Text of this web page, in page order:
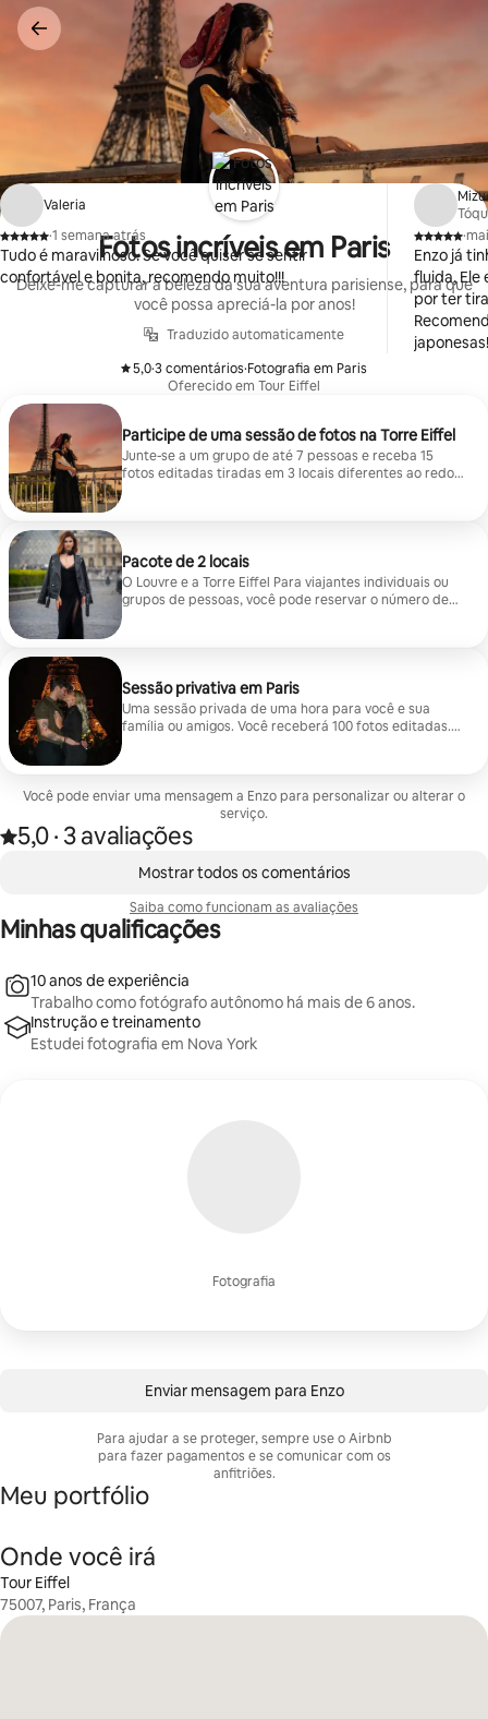
Pular
para
Fotos incríveis em Paris
Deixe-me capturar a beleza da sua aventura parisiense, para que
você possa apreciá-la por anos!
Traduzido automaticamente
5,0
,
·3 comentários
, ·Fotografia em Paris
Oferecido em Tour Eiffel
Participe de uma sessão de fotos na Torre Eiffel
Junte-se a um grupo de até 7 pessoas e receba 15
fotos editadas tiradas em 3 locais diferentes ao redor
Pacote de 2 locais
O Louvre e a Torre Eiffel Para viajantes individuais ou
grupos de pessoas, você pode reservar o número de
Sessão privativa em Paris
Uma sessão privada de uma hora para você e sua
família ou amigos. Você receberá 100 fotos editadas.
Você pode enviar uma mensagem a Enzo para personalizar ou alterar o
serviço.
Avaliado com 5,0 de 5 estrelas, de um total de 3 avaliações
5,0
, · 3 avaliações
Valeria
, ·1 semana atrás
Tudo é maravilhoso. Se você quiser se sentir
confortável e bonita, recomendo muito!!!
,
·
Enzo já
fluida, Ele
por ter
Mostrar todos os comentários
Saiba como funcionam as avaliações
Minhas qualificações
Fotografia
10 anos de experiência
Trabalho como fotógrafo autônomo há mais de 6 anos.
Instrução e treinamento
Estudei fotografia em Nova York
Enviar mensagem para Enzo
Para ajudar a se proteger, sempre use o Airbnb
para fazer pagamentos e se comunicar com os
anfitriões.
Meu portfólio
Onde você irá
Tour Eiffel
75007, Paris, França